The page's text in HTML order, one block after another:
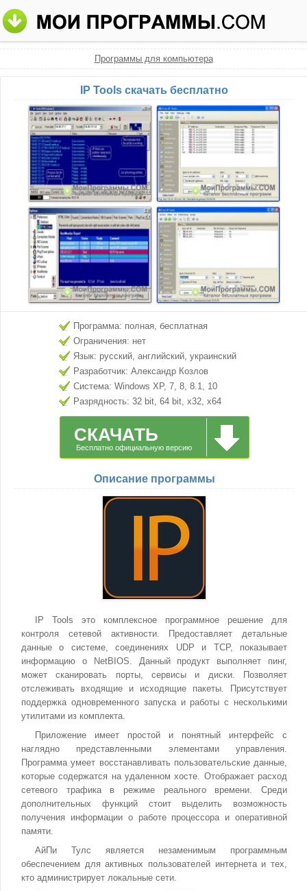
Программы для компьютера
IP Tools скачать бесплатно
Программа: полная, бесплатная
Ограничения: нет
Язык: русский, английский, украинский
Разработчик: Александр Козлов
Система: Windows XP, 7, 8, 8.1, 10
Разрядность: 32 bit, 64 bit, x32, x64
СКАЧАТЬ
Бесплатно официальную версию
Описание программы
IP Tools это комплексное программное решение для
контроля сетевой активности. Предоставляет детальные
данные о системе, соединениях UDP и TCP, показывает
информацию о NetBIOS. Данный продукт выполняет пинг,
может сканировать порты, сервисы и диски. Позволяет
отслеживать входящие и исходящие пакеты. Присутствует
поддержка одновременного запуска и работы с несколькими
утилитами из комплекта.
Приложение имеет простой и понятный интерфейс с
наглядно представленными элементами управления.
Программа умеет восстанавливать пользовательские данные,
которые содержатся на удаленном хосте. Отображает расход
сетевого трафика в режиме реального времени. Среди
дополнительных функций стоит выделить возможность
получения информации о работе процессора и оперативной
памяти.
АйПи Тулс является незаменимым программным
обеспечением для активных пользователей интернета и тех,
кто администрирует локальные сети.